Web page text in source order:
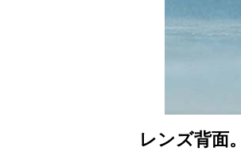
レンズ背面